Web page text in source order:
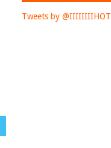
Tweets by @IIIIIIIIHOT